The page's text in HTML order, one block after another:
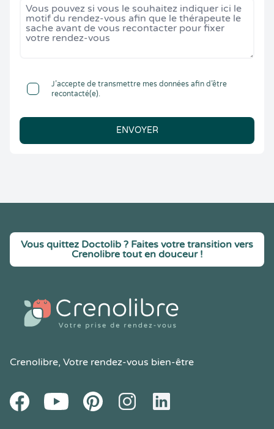
J’accepte de transmettre mes données afin d’être
recontacté(e).
ENVOYER
Vous quittez Doctolib ? Faites votre transition vers
Crenolibre tout en douceur !
Crenolibre, Votre rendez-vous bien-être
FacebookYoutube PinteresetInstagramLinkedIn